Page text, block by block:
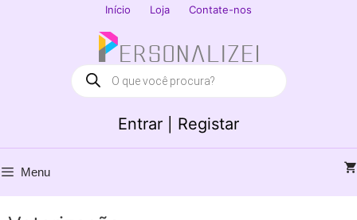
Início Loja Contate-nos
Entrar | Registar
Products
search
Menu